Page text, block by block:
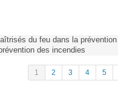
du feu dans la
des incendies
1 2 3 4 5